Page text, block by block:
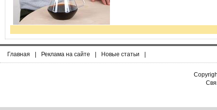
Главная | Реклама на сайте | Новые статьи |